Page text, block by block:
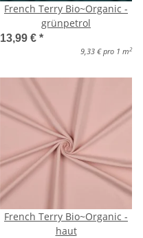
French Terry Bio~Organic -
grünpetrol
13,99 € *
9,33 € pro 1 m 2
French Terry Bio~Organic -
haut